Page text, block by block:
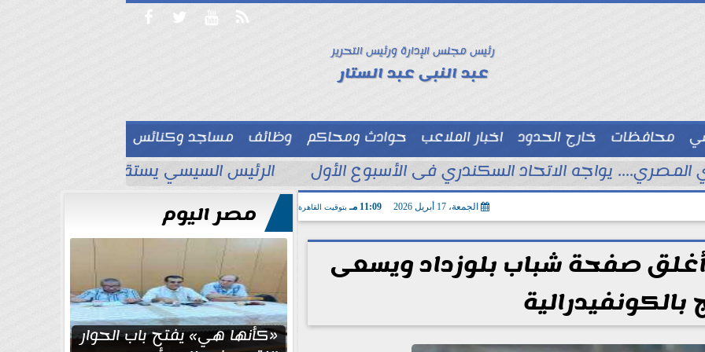
   
رئيس مجلس الإدارة ورئيس التحرير
عبد النبى عبد الستار
محافظات خارج الحدود اخبار الملاعب حوادث ومحاكم وظائف
مساجد وكنائس
توك شو  المصري.... يواجه الاتحاد السكندري فى الأسبوع الأول الرئيس السيسي يستقبل ملك البحرين
الجمعة، 17 أبريل 2026 11:09 مـ بتوقيت القاهرة
أغلق صفحة شباب بلوزداد ويسعى
بالكونفيدرالية
مصر اليوم
«كأنها هي» يفتح باب الحوار